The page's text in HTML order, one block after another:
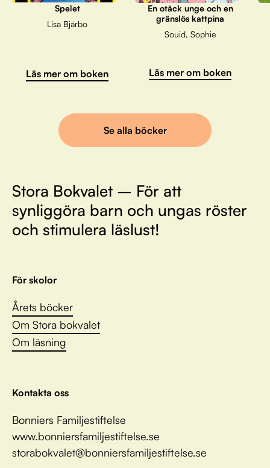
Spelet
Lisa Bjärbo
Läs mer om boken
En otäck unge och en
gränslös kattpina
Souid, Sophie
Läs mer om boken
Se alla böcker
Stora Bokvalet – För att
synliggöra barn och ungas röster
och stimulera läslust!
För skolor
Årets böcker
Om Stora bokvalet
Om läsning
Kontakta oss
Bonniers Familjestiftelse
www.bonniersfamiljestiftelse.se
storabokvalet@bonniersfamiljestiftelse.se